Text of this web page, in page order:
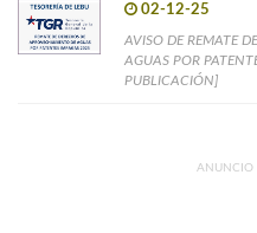
02-12-25
AVISO DE REMATE
AGUAS POR
PUBLICACIÓN]
ANUNCIO